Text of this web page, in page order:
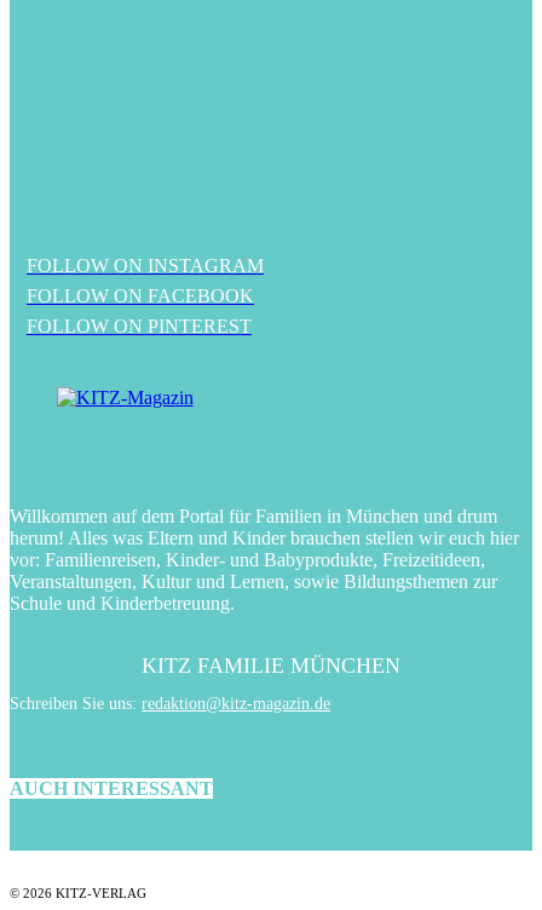
FOLLOW ON INSTAGRAM
FOLLOW ON FACEBOOK
FOLLOW ON PINTEREST
Willkommen auf dem Portal für Familien in München und drum
herum! Alles was Eltern und Kinder brauchen stellen wir euch hier
vor: Familienreisen, Kinder- und Babyprodukte, Freizeitideen,
Veranstaltungen, Kultur und Lernen, sowie Bildungsthemen zur
Schule und Kinderbetreuung.
KITZ FAMILIE MÜNCHEN
Schreiben Sie uns: redaktion@kitz-magazin.de
AUCH INTERESSANT
© 2026 KITZ-VERLAG